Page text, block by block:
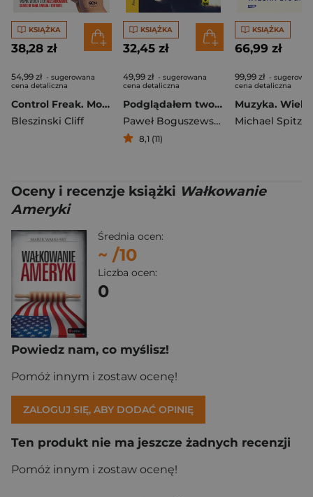
KSIĄŻKA
38,28 zł
54,99 zł - sugerowana
cena detaliczna
Control Freak. Moja epicka przygoda z tworzeniem gier wideo
Bleszinski Cliff
KSIĄŻKA
32,45 zł
49,99 zł - sugerowana
cena detaliczna
Podglądałem twoją żonę Z notatnika prywatnego detektywa
Paweł Boguszewski
Anna
8,1 (11)
KSIĄŻKA
66,99 zł
99,99 zł -
cena detaliczna
Michael Spitzer
Oceny i recenzje książki Wałkowanie
Ameryki
Średnia ocen:
~ /10
Liczba ocen:
0
Powiedz nam, co myślisz!
Pomóż innym i zostaw ocenę!
ZALOGUJ SIĘ, ABY DODAĆ OPINIĘ
Ten produkt nie ma jeszcze żadnych recenzji
Pomóż innym i zostaw ocenę!